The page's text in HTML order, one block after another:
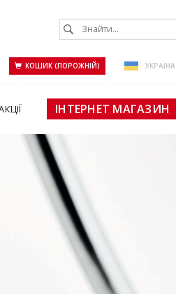
КОШИК (ПОРОЖНІЙ) УКРАЇНА
ІНТЕРНЕТ МАГАЗИН